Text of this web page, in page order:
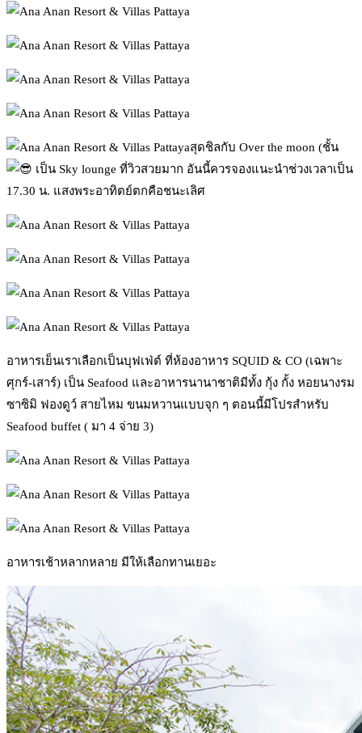
สุดชิลกับ Over the moon (ชั้น
เป็น Sky lounge ที่วิวสวยมาก อันนี้ควรจองแนะนำช่วงเวลาเป็น
17.30 น. แสงพระอาทิตย์ตกคือชนะเลิศ
อาหารเย็นเราเลือกเป็นบุฟเฟ่ต์ ที่ห้องอาหาร SQUID & CO (เฉพาะ
ศุกร์-เสาร์) เป็น Seafood และอาหารนานาชาติมีทั้ง กุ้ง กั้ง หอยนางรม
ซาซิมิ ฟองดูว์ สายไหม ขนมหวานแบบจุก ๆ ตอนนี้มีโปรสำหรับ
Seafood buffet ( มา 4 จ่าย 3)
อาหารเช้าหลากหลาย มีให้เลือกทานเยอะ